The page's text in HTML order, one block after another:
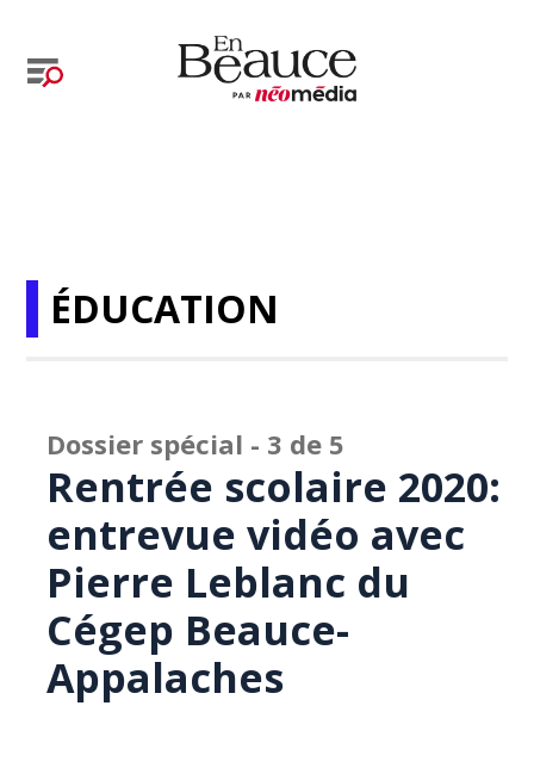
ÉDUCATION
Dossier spécial - 3 de 5
Rentrée scolaire 2020:
entrevue vidéo avec
Pierre Leblanc du
Cégep Beauce-
Appalaches